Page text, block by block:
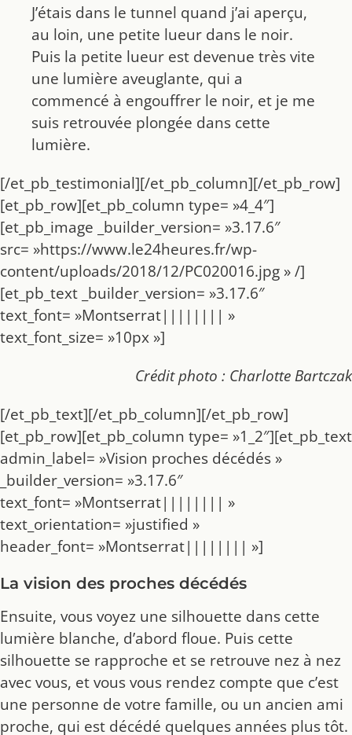
J’étais dans le tunnel quand j’ai aperçu,
au loin, une petite lueur dans le noir.
Puis la petite lueur est devenue très vite
une lumière aveuglante, qui a
commencé à engouffrer le noir, et je me
suis retrouvée plongée dans cette
lumière.
[/et_pb_testimonial][/et_pb_column][/et_pb_row]
[et_pb_row][et_pb_column type= »4_4″]
[et_pb_image _builder_version= »3.17.6″
src= »https://www.le24heures.fr/wp-
content/uploads/2018/12/PC020016.jpg » /]
[et_pb_text _builder_version= »3.17.6″
text_font= »Montserrat|||||||| »
text_font_size= »10px »]
Crédit photo : Charlotte Bartczak
[/et_pb_text][/et_pb_column][/et_pb_row]
[et_pb_row][et_pb_column type= »1_2″][et_pb_text
admin_label= »Vision proches décédés »
_builder_version= »3.17.6″
text_font= »Montserrat|||||||| »
text_orientation= »justified »
header_font= »Montserrat|||||||| »]
La vision des proches décédés
Ensuite, vous voyez une silhouette dans cette
lumière blanche, d’abord floue. Puis cette
silhouette se rapproche et se retrouve nez à nez
avec vous, et vous vous rendez compte que c’est
une personne de votre famille, ou un ancien ami
proche, qui est décédé quelques années plus tôt.